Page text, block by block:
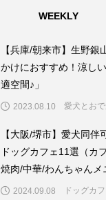
WEEKLY
【兵庫/朝来市】生野銀
かけにおすすめ！涼し
適空間♪」
2023.08.10 愛犬とお
【大阪/堺市】愛犬同伴
ドッグカフェ11選（カ
焼肉/中華/わんちゃんメ
2024.09.08 ドッグカ